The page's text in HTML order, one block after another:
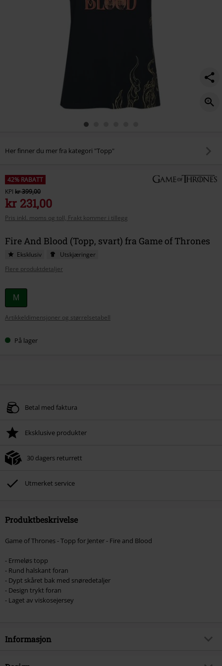
Her finner du mer fra kategori "Topp"
42% RABATT
KPI kr 399,00
kr 231,00
Pris inkl. moms og toll, Frakt kommer i tillegg
Fire And Blood (Topp, svart) fra Game of Thrones
Eksklusiv
Utskjæringer
Flere produktdetaljer
Velg
størrelse
M
Artikkeldimensjoner og størrelsetabell
På lager
Betal med faktura
Eksklusive produkter
30 dagers returrett
Utmerket service
Produktbeskrivelse
Game of Thrones - Topp for Jenter - Fire and Blood
- Ermeløs topp
- Rund halskant foran
- Dypt skåret bak med snøredetaljer
- Design trykt foran
- Laget av viskosejersey
Informasjon
Artikkelnummer